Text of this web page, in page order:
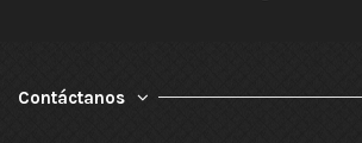
Contáctanos